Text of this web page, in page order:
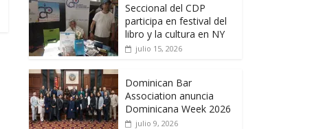
Seccional del CDP
participa en festival del
libro y la cultura en NY
julio 15, 2026
Dominican Bar
Association anuncia
Dominicana Week 2026
julio 9, 2026